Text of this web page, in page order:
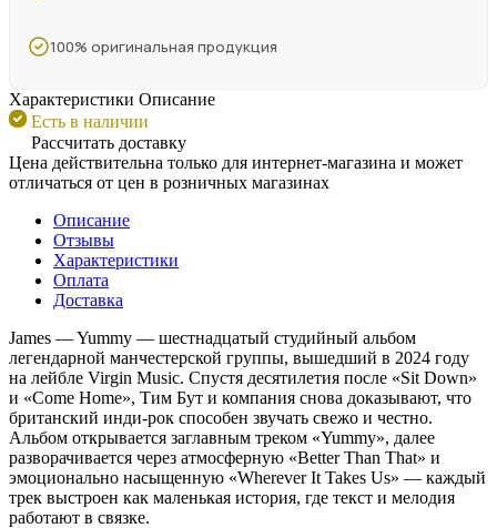
100% оригинальная продукция
Характеристики Описание
Есть в наличии
Рассчитать доставку
Цена действительна только для интернет-магазина и может
отличаться от цен в розничных магазинах
Описание
Отзывы
Характеристики
Оплата
Доставка
James — Yummy — шестнадцатый студийный альбом
легендарной манчестерской группы, вышедший в 2024 году
на лейбле Virgin Music. Спустя десятилетия после «Sit Down»
и «Come Home», Тим Бут и компания снова доказывают, что
британский инди-рок способен звучать свежо и честно.
Альбом открывается заглавным треком «Yummy», далее
разворачивается через атмосферную «Better Than That» и
эмоционально насыщенную «Wherever It Takes Us» — каждый
трек выстроен как маленькая история, где текст и мелодия
работают в связке.